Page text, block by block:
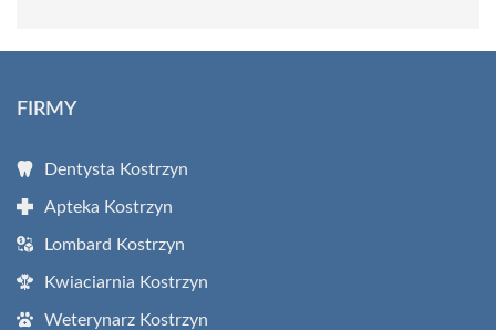
FIRMY
Dentysta Kostrzyn
Apteka Kostrzyn
Lombard Kostrzyn
Kwiaciarnia Kostrzyn
Weterynarz Kostrzyn